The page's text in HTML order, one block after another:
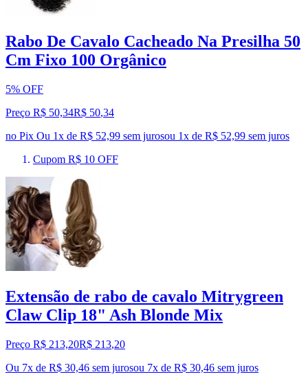
Rabo De Cavalo Cacheado Na Presilha 50
Cm Fixo 100 Orgânico
5% OFF
Preço R$ 50,34R$ 50,34
no Pix Ou 1x de R$ 52,99 sem jurosou 1x de R$ 52,99 sem juros
Cupom R$ 10 OFF
Extensão de rabo de cavalo Mitrygreen
Claw Clip 18" Ash Blonde Mix
Preço R$ 213,20R$ 213,20
Ou 7x de R$ 30,46 sem jurosou 7x de R$ 30,46 sem juros